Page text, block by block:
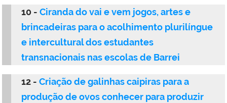
10 - Ciranda do vai e vem jogos, artes e
brincadeiras para o acolhimento plurilíngue
e intercultural dos estudantes
transnacionais nas escolas de Barrei
12 - Criação de galinhas caipiras para a
produção de ovos conhecer para produzir